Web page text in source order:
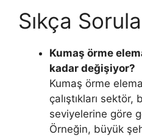
Sıkça
Kumaş örme
kadar değişiyor?
Kumaş örme
çalıştıkları
seviyelerine göre
Örneğin, büyük